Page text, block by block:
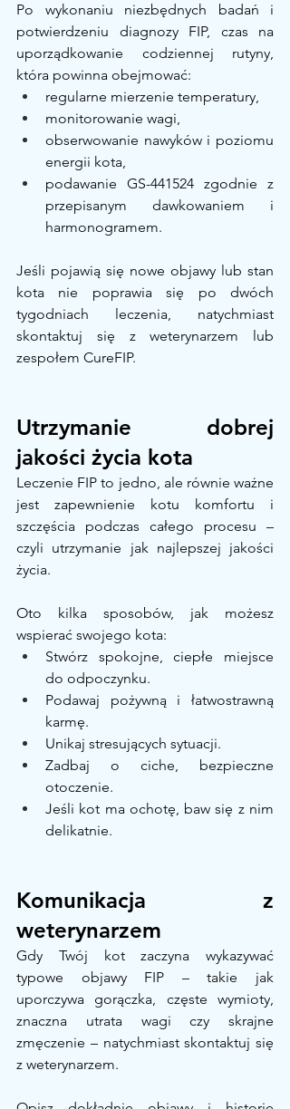
Po wykonaniu niezbędnych badań i
potwierdzeniu diagnozy FIP, czas na
uporządkowanie codziennej rutyny,
która powinna obejmować:
regularne mierzenie temperatury,
monitorowanie wagi,
obserwowanie nawyków i poziomu
energii kota,
podawanie GS-441524 zgodnie z
przepisanym dawkowaniem i
harmonogramem.
Jeśli pojawią się nowe objawy lub stan
kota nie poprawia się po dwóch
tygodniach leczenia, natychmiast
skontaktuj się z weterynarzem lub
zespołem CureFIP.
Utrzymanie dobrej
jakości życia kota
Leczenie FIP to jedno, ale równie ważne
jest zapewnienie kotu komfortu i
szczęścia podczas całego procesu –
czyli utrzymanie jak najlepszej jakości
życia.
Oto kilka sposobów, jak możesz
wspierać swojego kota:
Stwórz spokojne, ciepłe miejsce
do odpoczynku.
Podawaj pożywną i łatwostrawną
karmę.
Unikaj stresujących sytuacji.
Zadbaj o ciche, bezpieczne
otoczenie.
Jeśli kot ma ochotę, baw się z nim
delikatnie.
Komunikacja z
weterynarzem
Gdy Twój kot zaczyna wykazywać
typowe objawy FIP – takie jak
uporczywa gorączka, częste wymioty,
znaczna utrata wagi czy skrajne
zmęczenie – natychmiast skontaktuj się
z weterynarzem.